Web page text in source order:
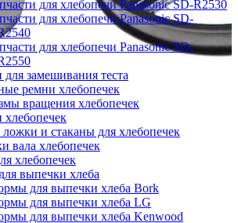
для хлебопечи Panasonic SD-R2530
для хлебопечи Panasonic SD-
для хлебопечи Panasonic SD-
замешивания теста
ремни хлебопечек
вращения хлебопечек
хлебопечек
и стаканы для хлебопечек
вала хлебопечек
хлебопечек
выпечки хлеба
для выпечки хлеба Bork
для выпечки хлеба LG
для выпечки хлеба Kenwood